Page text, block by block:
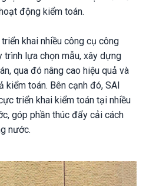
động kiểm toán.
khai nhiều công cụ công
trình lựa chọn mẫu, xây dựng
qua đó nâng cao hiệu quả và
kiểm toán. Bên cạnh đó, SAI
triển khai kiểm toán tại nhiều
góp phần thúc đẩy cải cách
nước.